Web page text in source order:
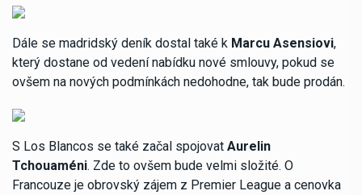
Dále se madridský deník dostal také k Marcu Asensiovi,
který dostane od vedení nabídku nové smlouvy, pokud se
ovšem na nových podmínkách nedohodne, tak bude prodán.
S Los Blancos se také začal spojovat Aurelin
Tchouaméni. Zde to ovšem bude velmi složité. O
Francouze je obrovský zájem z Premier League a cenovka